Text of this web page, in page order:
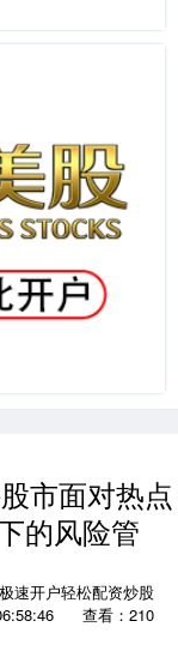
市面对热点
的风险管
速开户轻松配资炒股
查看：210